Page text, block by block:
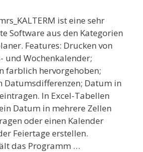
ist eine sehr
Software aus den Kategorien
Features: Drucken von
und Wochenkalender;
farblich hervorgehoben;
Datumsdifferenzen; Datum in
In Excel-Tabellen
Datum in mehrere Zellen
oder einen Kalender
Feiertage erstellen.
das Programm …